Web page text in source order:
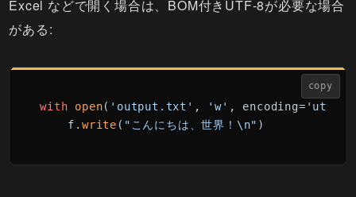
Excel などで開く場合は、BOM付きUTF-8が必要な場合
がある:
copy
with open( 'output.txt' , 'w' , encoding= 'utf-
    f.
write ( "こんにちは、世界！\n"